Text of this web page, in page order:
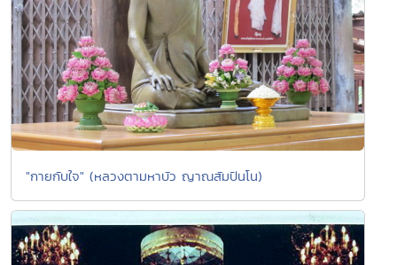
"กายกับใจ" (หลวงตามหาบัว ญาณสัมปันโน)